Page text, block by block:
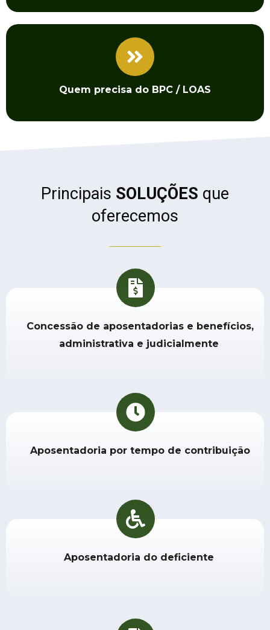
Quem precisa do BPC / LOAS
Principais SOLUÇÕES que
oferecemos
Concessão de aposentadorias e benefícios,
administrativa e judicialmente
Aposentadoria por tempo de contribuição
Aposentadoria do deficiente